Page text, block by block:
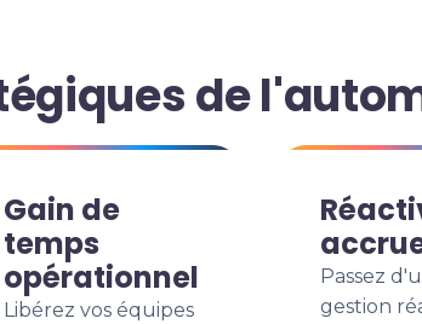
de
Gain de
temps
opérationnel
Libérez vos équipes
Passez
gestion